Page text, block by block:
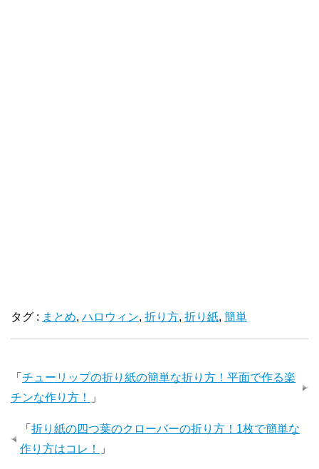
タグ : まとめ, ハロウィン, 折り方, 折り紙, 簡単
「 チューリップの折り紙の簡単な折り方！平面で作る楽
チンな作り方！
」
「 折り紙の四つ葉のクローバーの折り方！1枚で簡単な
作り方はコレ！
」